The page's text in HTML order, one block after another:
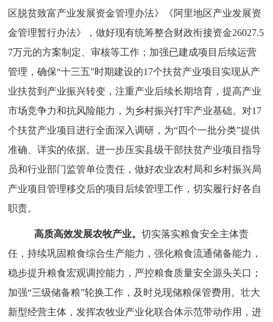
区脱贫致富产业发展资金管理办法》《阿里地区产业发展资
金管理暂行办法》，做好现有统筹整合财政衔接资金26027.5
7万元的方案制定、审核等工作；加强已建成项目后续运营
管理，确保“十三五”时期建设的17个扶贫产业项目实现从产
业扶贫到产业振兴转变，注重产业后续长期培育，提高产业
市场竞争力和抗风险能力，为乡村振兴打牢产业基础。对17
个扶贫产业项目进行全面深入调研，为“四个一批分类”提供
准确、详实的依据。进一步压实县级干部扶贫产业项目指导
员和行业部门监管单位责任，做好农业农村局和乡村振兴局
产业项目管理移交后的项目后续管理工作，切实履行好各自
职责。
高质高效发展农牧产业。切实落实粮食安全主体责
任，持续巩固粮食综合生产能力，强化粮食流通储备能力，
稳步提升粮食宏观调控能力，严控粮食质量安全源头关口；
加强“三级储备粮”轮换工作，及时兑现储粮保管费用。壮大
新型经营主体，发挥农牧业产业化联合体示范带动作用，进